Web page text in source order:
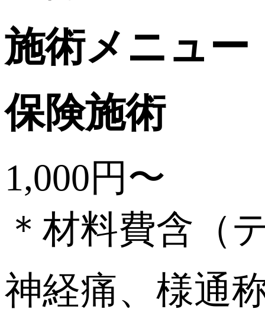
施術メニュー
保険施術
1,000円〜
＊材料費含（
神経痛、様通